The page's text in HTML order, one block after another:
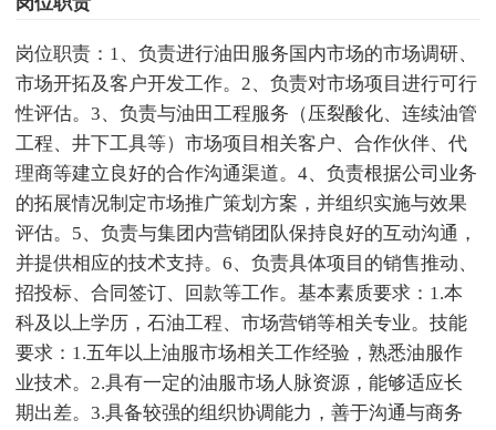
岗位职责：1、负责进行油田服务国内市场的市场调研、
市场开拓及客户开发工作。2、负责对市场项目进行可行
性评估。3、负责与油田工程服务（压裂酸化、连续油管
工程、井下工具等）市场项目相关客户、合作伙伴、代
理商等建立良好的合作沟通渠道。4、负责根据公司业务
的拓展情况制定市场推广策划方案，并组织实施与效果
评估。5、负责与集团内营销团队保持良好的互动沟通，
并提供相应的技术支持。6、负责具体项目的销售推动、
招投标、合同签订、回款等工作。基本素质要求：1.本
科及以上学历，石油工程、市场营销等相关专业。技能
要求：1.五年以上油服市场相关工作经验，熟悉油服作
业技术。2.具有一定的油服市场人脉资源，能够适应长
期出差。3.具备较强的组织协调能力，善于沟通与商务